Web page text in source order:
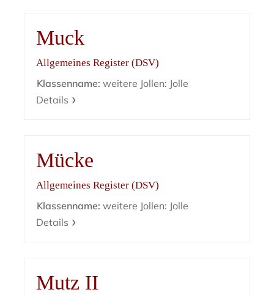
Muck
Allgemeines Register (DSV)
Klassenname: weitere Jollen: Jolle
Details
Mücke
Allgemeines Register (DSV)
Klassenname: weitere Jollen: Jolle
Details
Mutz II